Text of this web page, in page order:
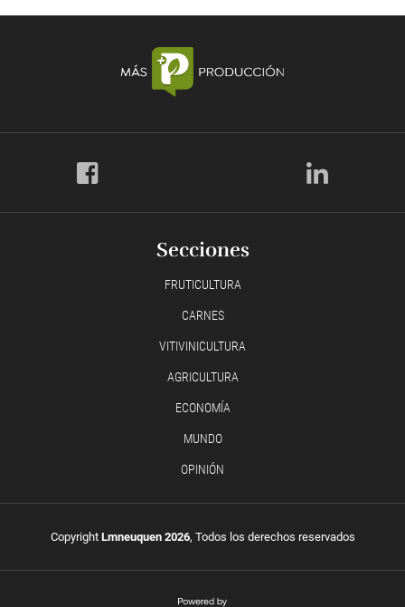
Secciones
FRUTICULTURA
CARNES
VITIVINICULTURA
AGRICULTURA
ECONOMÍA
MUNDO
OPINIÓN
Copyright Lmneuquen 2026, Todos los derechos reservados